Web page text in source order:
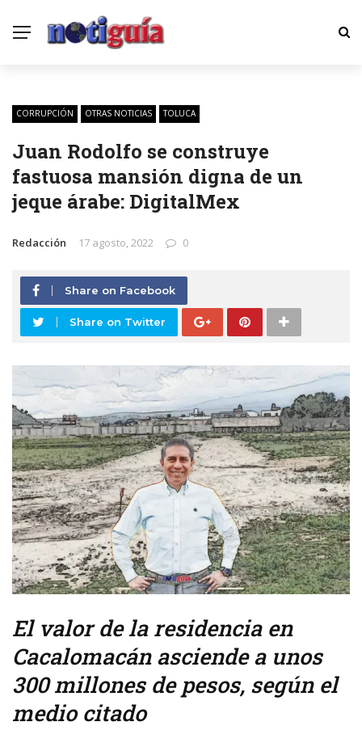
CORRUPCIÓN OTRAS NOTICIAS TOLUCA
Juan Rodolfo se construye
fastuosa mansión digna de un
jeque árabe: DigitalMex
Redacción 17 agosto, 2022 0
Share on Facebook
Share on Twitter
El valor de la residencia en
Cacalomacán asciende a unos
300 millones de pesos, según el
medio citado